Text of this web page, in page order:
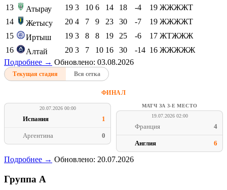
13
Атырау 19 3 10 6 14 18 -4 19 ЖЖЖЖТ
14
Жетысу 20 4 7 9 23 30 -7 19 ЖЖЖЖТ
15
Иртыш 19 3 8 8 19 25 -6 17 ЖТЖЖЖ
16
Алтай 20 3 7 10 16 30 -14 16 ЖЖЖЖЖ
Подробнее → Обновлено: 03.08.2026
Текущая стадия Вся сетка
ФИНАЛ
20.07.2026 00:00
Испания 1
Аргентина 0
МАТЧ ЗА 3-Е МЕСТО
19.07.2026 02:00
Франция 4
Англия 6
Подробнее → Обновлено: 20.07.2026
Группа A